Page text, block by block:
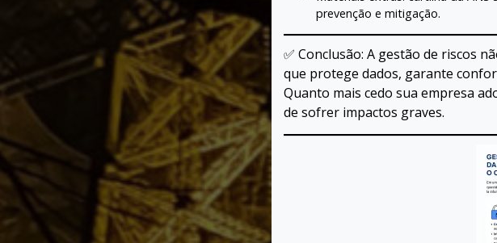
prevenção e mitigação.
✅ Conclusão: A gestão de riscos
que protege dados, garante
Quanto mais cedo sua empresa
de sofrer impactos graves.